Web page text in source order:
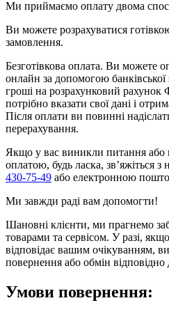
Ми приймаємо оплату двома
Ви можете розрахуватися
замовлення.
Безготівкова оплата. Ви можете
онлайн за допомогою
гроші на розрахунковий
потрібно вказати свої дані і
Після оплати ви повинні
перерахування.
Якщо у вас виникли питання або
оплатою, будь ласка, зв’яжіться
430-75-49 або електронною
Ми завжди раді вам допомогти!
Шановні клієнти, ми прагнемо
товарами та сервісом. У разі,
відповідає вашим очікуванням,
повернення або обмін відповідно
Умови повернення: